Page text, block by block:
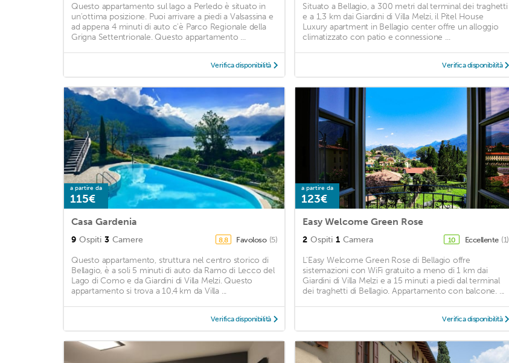
Questo appartamento sul lago a Perledo è situato in
un'ottima posizione. Puoi arrivare a piedi a Valsassina e
ad appena 4 minuti di auto c'è Parco Regionale della
Grigna Settentrionale. Questo appartamento ...
Verifica disponibilità
Situato a Bellagio, a 300 metri dal terminal dei traghetti
e a 1,3 km dai Giardini di Villa Melzi, il Pitel House
Luxury apartment in Bellagio center offre un alloggio
climatizzato con patio e connessione ...
Verifica disponibilità
a partire da
115€
Casa Gardenia
9 Ospiti 3 Camere 8,8 Favoloso (5)
Questo appartamento, struttura nel centro storico di
Bellagio, è a soli 5 minuti di auto da Ramo di Lecco del
Lago di Como e da Giardini di Villa Melzi. Questo
appartamento si trova a 10,4 km da Villa ...
Verifica disponibilità
a partire da
123€
Easy Welcome Green Rose
2 Ospiti 1 Camera 10 Eccellente (1)
L'Easy Welcome Green Rose di Bellagio offre
sistemazioni con WiFi gratuito a meno di 1 km dai
Giardini di Villa Melzi e a 15 minuti a piedi dal terminal
dei traghetti di Bellagio. Appartamento con balcone. ...
Verifica disponibilità